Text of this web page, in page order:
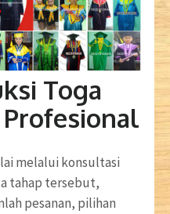
Toga
melalui konsultasi
tahap tersebut,
pesanan, pilihan